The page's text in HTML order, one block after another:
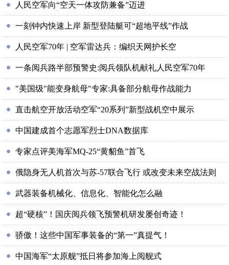
人民空军向“空天一体攻防兼备”迈进
一刻钟内快速上岸 新型登陆艇可“超地平线”作战
人民空军70年 | 空军雷达兵：编织天网护长空
一条阅兵路半部预警史:阅兵领队机献礼人民空军70年
"美国级"能变身航母"专家:具备部分航母作战能力
直击航空开放活动空军“20系列”新型战机空中展示
中国建成首个志愿军烈士DNA数据库
专家点评美海军MQ-25“黄貂鱼”首飞
俄隐身无人机首次与苏-57联合飞行 或改变未来空战法则
武器装备机械化、信息化、智能化怎么融
超“硬核”！国庆阅兵领飞预警机研发屡创奇迹！
骄傲！这些中国军事装备的“第一”真提气！
中国海军“太原舰”抵日将参加海上阅舰式